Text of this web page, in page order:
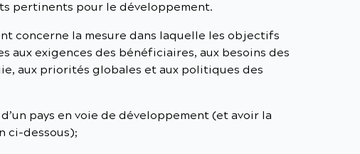
pertinents pour le développement.
concerne la mesure dans laquelle les objectifs
aux exigences des bénéficiaires, aux besoins des
aux priorités globales et aux politiques des
pays en voie de développement (et avoir la
ci-dessous);